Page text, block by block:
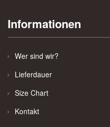
Informationen
Wer sind wir?
Lieferdauer
Size Chart
Kontakt